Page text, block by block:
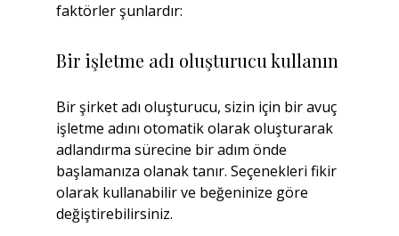
faktörler şunlardır:
Bir işletme adı oluşturucu kullanın
Bir şirket adı oluşturucu, sizin için bir avuç
işletme adını otomatik olarak oluşturarak
adlandırma sürecine bir adım önde
başlamanıza olanak tanır. Seçenekleri fikir
olarak kullanabilir ve beğeninize göre
değiştirebilirsiniz.